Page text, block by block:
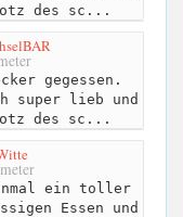
des sc...
gegessen.
super lieb und
des sc...
ein toller
Essen und